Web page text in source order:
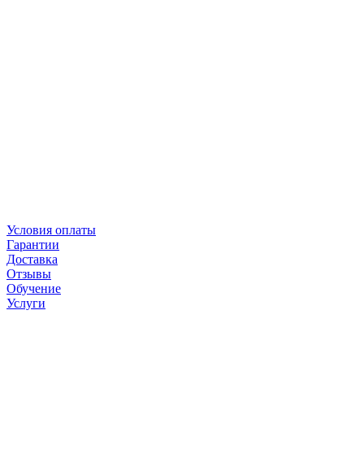
Условия оплаты
Гарантии
Доставка
Отзывы
Обучение
Услуги